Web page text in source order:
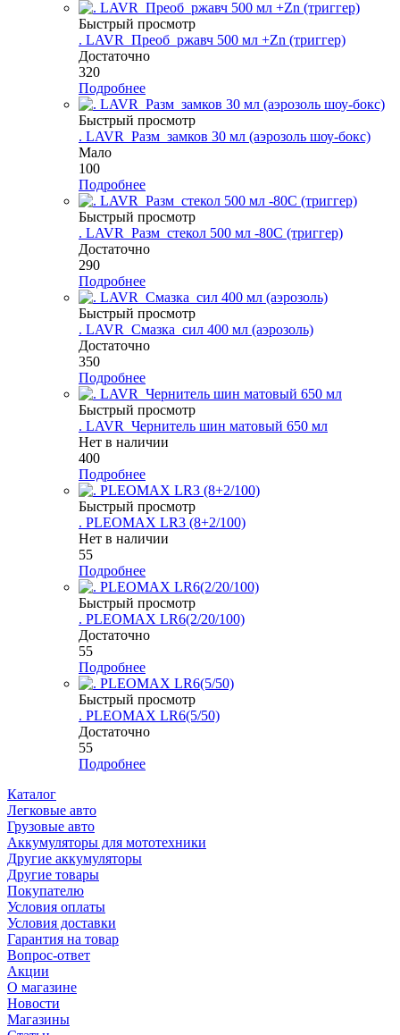
Быстрый просмотр
. LAVR_Преоб_ржавч 500 мл +Zn (триггер)
Достаточно
320
Подробнее
Быстрый просмотр
. LAVR_Разм_замков 30 мл (аэрозоль шоу-бокс)
Мало
100
Подробнее
Быстрый просмотр
. LAVR_Разм_стекол 500 мл -80C (триггер)
Достаточно
290
Подробнее
Быстрый просмотр
. LAVR_Смазка_сил 400 мл (аэрозоль)
Достаточно
350
Подробнее
Быстрый просмотр
. LAVR_Чернитель шин матовый 650 мл
Нет в наличии
400
Подробнее
Быстрый просмотр
. PLEOMAX LR3 (8+2/100)
Нет в наличии
55
Подробнее
Быстрый просмотр
. PLEOMAX LR6(2/20/100)
Достаточно
55
Подробнее
Быстрый просмотр
. PLEOMAX LR6(5/50)
Достаточно
55
Подробнее
Каталог
Легковые авто
Грузовые авто
Аккумуляторы для мототехники
Другие аккумуляторы
Другие товары
Покупателю
Условия оплаты
Условия доставки
Гарантия на товар
Вопрос-ответ
Акции
О магазине
Новости
Магазины